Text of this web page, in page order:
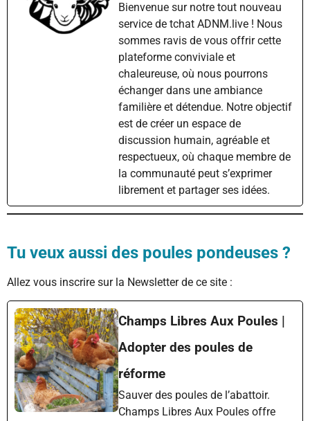
Bienvenue sur notre tout nouveau
service de tchat ADNM.live ! Nous
sommes ravis de vous offrir cette
plateforme conviviale et
chaleureuse, où nous pourrons
échanger dans une ambiance
familière et détendue. Notre objectif
est de créer un espace de
discussion humain, agréable et
respectueux, où chaque membre de
la communauté peut s’exprimer
librement et partager ses idées.
Tu veux aussi des poules pondeuses ?
Allez vous inscrire sur la Newsletter de ce site :
Champs Libres Aux Poules |
Adopter des poules de
réforme
Sauver des poules de l’abattoir.
Champs Libres Aux Poules offre